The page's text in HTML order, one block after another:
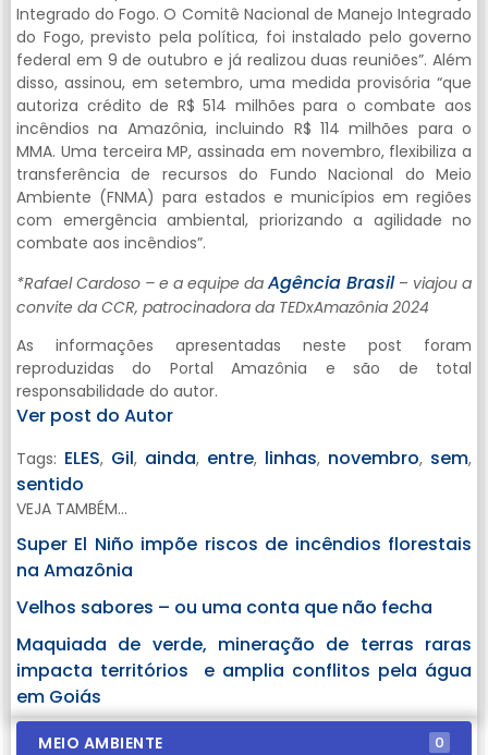
Integrado do Fogo. O Comitê Nacional de Manejo Integrado
do Fogo, previsto pela política, foi instalado pelo governo
federal em 9 de outubro e já realizou duas reuniões”. Além
disso, assinou, em setembro, uma medida provisória “que
autoriza crédito de R$ 514 milhões para o combate aos
incêndios na Amazônia, incluindo R$ 114 milhões para o
MMA. Uma terceira MP, assinada em novembro, flexibiliza a
transferência de recursos do Fundo Nacional do Meio
Ambiente (FNMA) para estados e municípios em regiões
com emergência ambiental, priorizando a agilidade no
combate aos incêndios”.
*Rafael Cardoso – e a equipe da Agência Brasil – viajou a
convite da CCR, patrocinadora da TEDxAmazônia 2024
As informações apresentadas neste post foram
reproduzidas do Portal Amazônia e são de total
responsabilidade do autor.
Ver post do Autor
Tags: ELES, Gil, ainda, entre, linhas, novembro, sem,
sentido
VEJA TAMBÉM...
Super El Niño impõe riscos de incêndios florestais
na Amazônia
Velhos sabores – ou uma conta que não fecha
Maquiada de verde, mineração de terras raras
impacta territórios e amplia conflitos pela água
em Goiás
MEIO AMBIENTE 0